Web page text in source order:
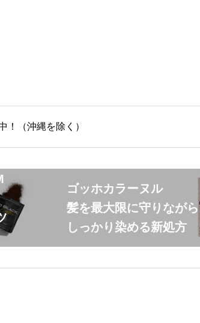
！（沖縄を除く）
ゴッホカラーヌル
髪を最大限に守りながら
しっかり染める新処方